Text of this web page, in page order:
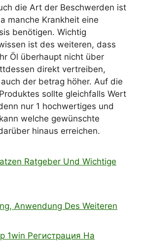
die Art der Beschwerden ist
manche Krankheit eine
benötigen. Wichtig
ist des weiteren, dass
Öl überhaupt nicht über
direkt vertreiben,
der betrag höher. Auf die
sollte gleichfalls Wert
nur 1 hochwertiges und
welche gewünschte
hinaus erreichen.
Ratgeber Und Wichtige
Anwendung Des Weiteren
1win Регистрация На